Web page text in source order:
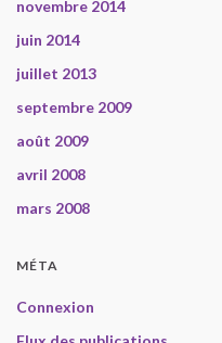
novembre 2014
juin 2014
juillet 2013
septembre 2009
août 2009
avril 2008
mars 2008
MÉTA
Connexion